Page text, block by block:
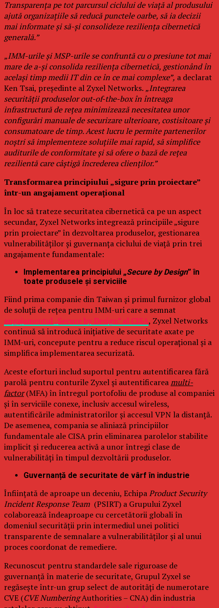
Transparența pe tot parcursul ciclului de viață al produsului
ajută organizațiile să reducă punctele oarbe, să ia decizii
mai informate și să-și consolideze reziliența cibernetică
generală.”
„IMM-urile și MSP-urile se confruntă cu o presiune tot mai
mare de a-și consolida reziliența cibernetică, gestionând în
același timp medii IT din ce în ce mai complexe”, a declarat
Ken Tsai, președinte al Zyxel Networks. „Integrarea
securității produselor out-of-the-box în întreaga
infrastructură de rețea minimizează necesitatea unor
configurări manuale de securizare ulterioare, costisitoare și
consumatoare de timp. Acest lucru le permite partenerilor
noștri să implementeze soluțiile mai rapid, să simplifice
auditurile de conformitate și să ofere o bază de rețea
rezilientă care câștigă încrederea clienților.”
Transformarea principiului „sigure prin proiectare”
într-un angajament operațional
În loc să trateze securitatea cibernetică ca pe un aspect
secundar, Zyxel Networks integrează principiile „sigure
prin proiectare” în dezvoltarea produselor, gestionarea
vulnerabilităților și guvernanța ciclului de viață prin trei
angajamente fundamentale:
Implementarea principiului „Secure by Design” în
toate produsele și serviciile
Fiind prima companie din Taiwan și primul furnizor global
de soluții de rețea pentru IMM-uri care a semnat
angajamentul „Secure by Design” al CISA, Zyxel Networks
continuă să introducă inițiative de securitate axate pe
IMM-uri, concepute pentru a reduce riscul operațional și a
simplifica implementarea securizată.
Aceste eforturi includ suportul pentru autentificarea fără
parolă pentru conturile Zyxel și autentificareamulti-
factor(MFA) în întregul portofoliu de produse al companiei
și în serviciile conexe, inclusiv accesul wireless,
autentificările administratorilor și accesul VPN la distanță.
De asemenea, compania se aliniază principiilor
fundamentale ale CISA prin eliminarea parolelor stabilite
implicit și reducerea activă a unor întregi clase de
vulnerabilități în timpul dezvoltării produselor.
Guvernanță de securitate de vârf în industrie
Înființată de aproape un deceniu, EchipaProduct Security
Incident Response Team (PSIRT) a Grupului Zyxel
colaborează îndeaproape cu cercetătorii globali în
domeniul securității prin intermediul unei politici
transparente de semnalare a vulnerabilităților și al unui
proces coordonat de remediere.
Recunoscut pentru standardele sale riguroase de
guvernanță în materie de securitate, Grupul Zyxel se
regăsește într-un grup select de autorități de numerotare
CVE (CVE NumberingAuthorities – CNA) din industria